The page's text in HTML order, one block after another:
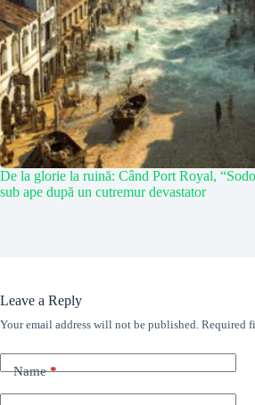
De la glorie la ruină: Când Port Royal,
sub ape după un cutremur devastator
Leave a Reply
Your email address will not be published. Required
Name*